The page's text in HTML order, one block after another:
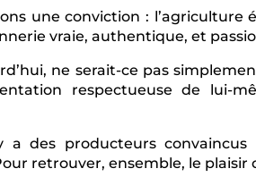
une conviction : l’agriculture
vraie, authentique, et
ne serait-ce pas
respectueuse de lui-
des producteurs convaincus
retrouver, ensemble, le plaisir